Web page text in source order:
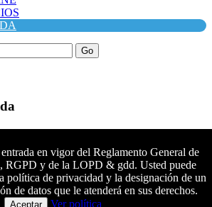
Go
Buscar
principales
en vigor del Reglamento General de
RGPD y de la LOPD & gdd. Usted puede
política de privacidad y la designación de un
de datos que le atenderá en sus derechos.
Aceptar Ver política